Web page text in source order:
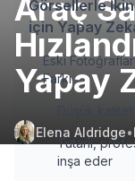
Araç
Yapay
Elena Aldridge•
Görsellerle
için Yapay
Eski
Farkı
Tutarlı,
inşa eder